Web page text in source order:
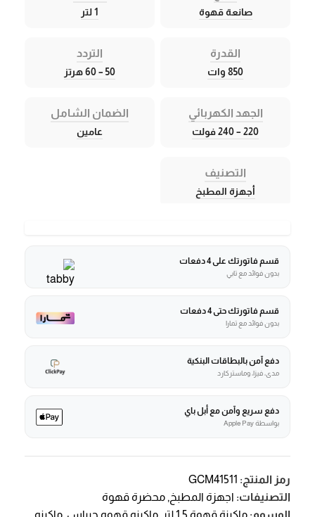
صانعة قهوة 1 لتر
القدرة
850 وات
التردد
50 – 60 هرتز
الجهد الكهربائي
220 – 240 فولت
الضمان الشامل
عامين
التصنيف
أجهزة المطبخ
قسم فاتورتك على 4 دفعات
بدون فوائد مع تابي
قسم فاتورتك حتى 4 دفعات
بدون فوائد مع تمارا
دفع آمن بالبطاقات البنكية
مدى، فيزا، وماستركارد
دفع سريع وآمن مع أبل باي
بواسطة Apple Pay
رمز المنتج: GCM41511
التصنيفات: اجهزة المطبخ , محضرة قهوة
الوسوم: ماكينة قهوة 1.5 لتر , ماكينه قهوه جيباس, ماكينه